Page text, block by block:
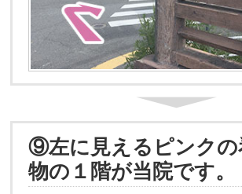
⑨左に見えるピンクの
物の１階が当院です。